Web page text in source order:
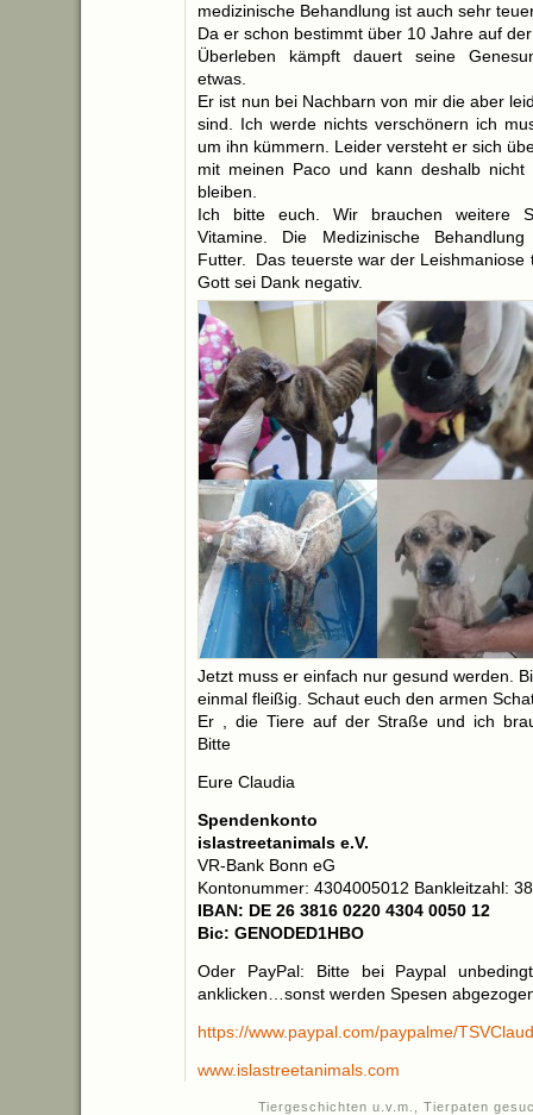
medizinische Behandlung ist auch sehr
Da er schon bestimmt über 10 Jahre auf
Überleben kämpft dauert seine
etwas.
Er ist nun bei Nachbarn von mir die aber
sind. Ich werde nichts verschönern ich
um ihn kümmern. Leider versteht er sich
mit meinen Paco und kann deshalb
bleiben.
Ich bitte euch. Wir brauchen weitere
Vitamine. Die Medizinische
Futter. Das teuerste war der Leishmaniose
Gott sei Dank negativ.
Jetzt muss er einfach nur gesund werden.
einmal fleißig. Schaut euch den armen
Er , die Tiere auf der Straße und ich
Bitte
Eure Claudia
Spendenkonto
islastreetanimals e.V.
VR-Bank Bonn eG
Kontonummer: 4304005012 Bankleitzahl:
IBAN: DE 26 3816 0220 4304 0050 12
Bic: GENODED1HBO
Oder PayPal: Bitte bei Paypal
anklicken…sonst werden Spesen
https://www.paypal.com/paypalme/
www.islastreetanimals.com
Tiergeschichten u.v.m. ,Tierpaten